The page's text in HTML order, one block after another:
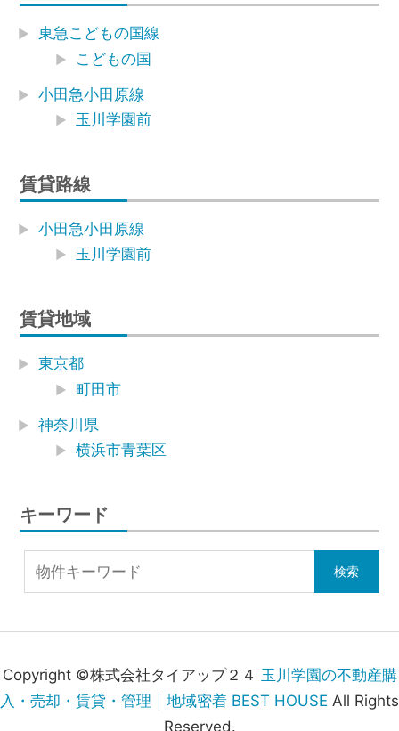
東急こどもの国線
こどもの国
小田急小田原線
玉川学園前
賃貸路線
小田急小田原線
玉川学園前
賃貸地域
東京都
町田市
神奈川県
横浜市青葉区
キーワード
Copyright ©株式会社タイアップ２４ 玉川学園の不動産購
入・売却・賃貸・管理｜地域密着 BEST HOUSE All Rights
Reserved.